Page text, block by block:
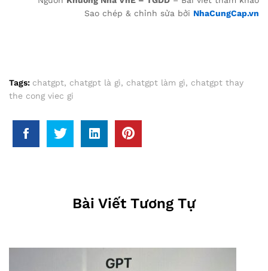
Sao chép & chỉnh sửa bởi NhaCungCap.vn
Tags: chatgpt, chatgpt là gì, chatgpt làm gì, chatgpt thay
the cong viec gi
Bài Viết Tương Tự